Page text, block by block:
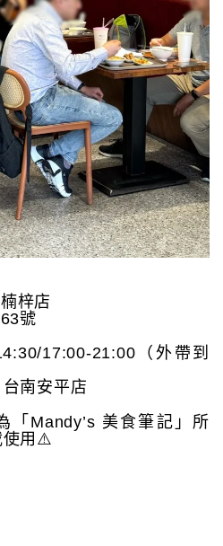
梓店
號
17:00-21:00（外帶到
南安平店
Mandy’s 美食筆記」所
使用⚠️